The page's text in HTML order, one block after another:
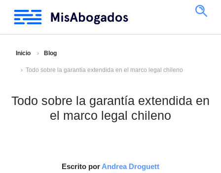
Inicio Blog
Todo sobre la garantía extendida en el marco legal chileno
Todo sobre la garantía extendida en
el marco legal chileno
Escrito por Andrea Droguett